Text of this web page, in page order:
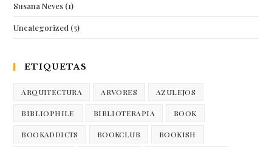
Susana Neves (1)
Uncategorized (5)
ETIQUETAS
ARQUITECTURA ARVORES AZULEJOS
BIBLIOPHILE BIBLIOTERAPIA BOOK
BOOKADDICTS BOOKCLUB BOOKISH